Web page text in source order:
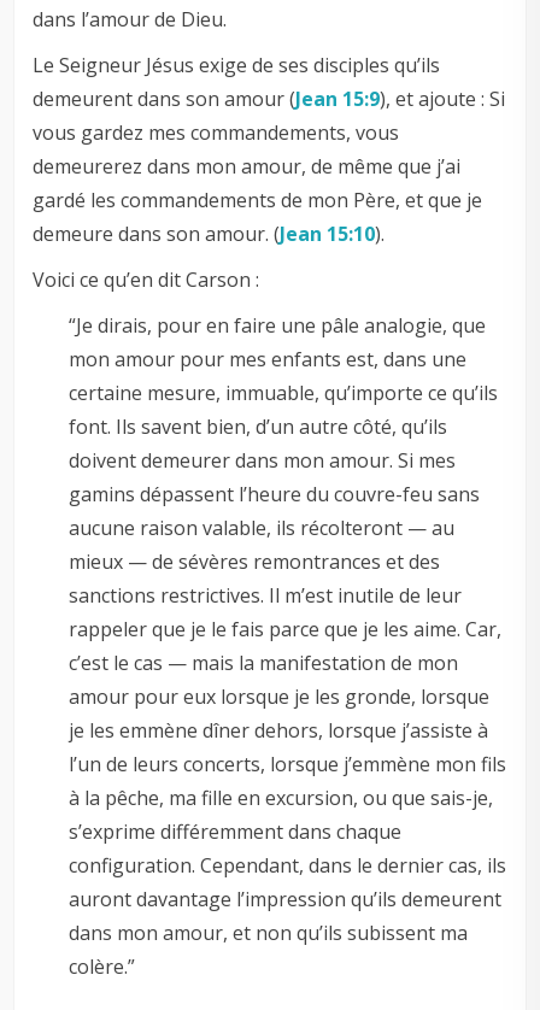
dans l’amour de Dieu.
Le Seigneur Jésus exige de ses disciples qu’ils
demeurent dans son amour (Jean 15:9), et ajoute : Si
vous gardez mes commandements, vous
demeurerez dans mon amour, de même que j’ai
gardé les commandements de mon Père, et que je
demeure dans son amour. (Jean 15:10).
Voici ce qu’en dit Carson :
“Je dirais, pour en faire une pâle analogie, que
mon amour pour mes enfants est, dans une
certaine mesure, immuable, qu’importe ce qu’ils
font. Ils savent bien, d’un autre côté, qu’ils
doivent demeurer dans mon amour. Si mes
gamins dépassent l’heure du couvre-feu sans
aucune raison valable, ils récolteront — au
mieux — de sévères remontrances et des
sanctions restrictives. Il m’est inutile de leur
rappeler que je le fais parce que je les aime. Car,
c’est le cas — mais la manifestation de mon
amour pour eux lorsque je les gronde, lorsque
je les emmène dîner dehors, lorsque j’assiste à
l’un de leurs concerts, lorsque j’emmène mon fils
à la pêche, ma fille en excursion, ou que sais-je,
s’exprime différemment dans chaque
configuration. Cependant, dans le dernier cas, ils
auront davantage l’impression qu’ils demeurent
dans mon amour, et non qu’ils subissent ma
colère.”